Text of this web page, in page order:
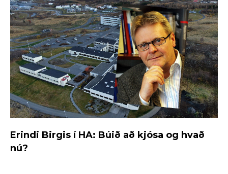
Erindi Birgis í HA: Búið að kjósa og hvað
nú?